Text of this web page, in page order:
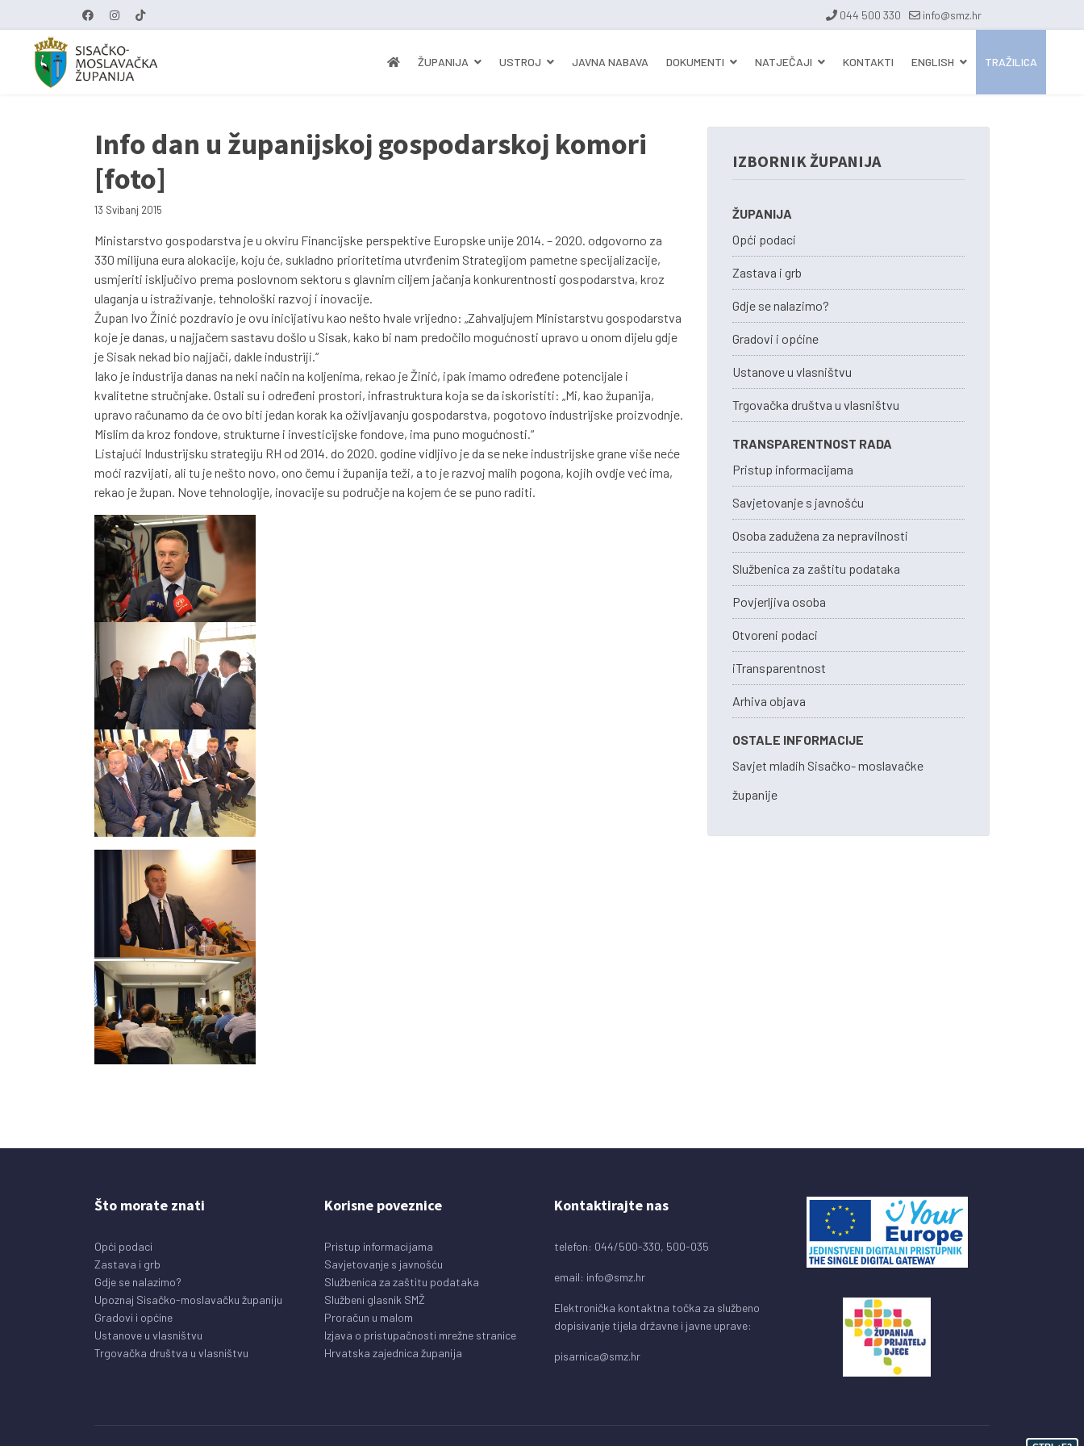
044 500 330 info@smz.hr
ŽUPANIJA USTROJ JAVNA NABAVA DOKUMENTI NATJEČAJI KONTAKTI ENGLISH TRAŽILICA
Info dan u županijskoj gospodarskoj komori
[foto]
13 Svibanj 2015
Ministarstvo gospodarstva je u okviru Financijske perspektive Europske unije 2014. – 2020. odgovorno za
330 milijuna eura alokacije, koju će, sukladno prioritetima utvrđenim Strategijom pametne specijalizacije,
usmjeriti isključivo prema poslovnom sektoru s glavnim ciljem jačanja konkurentnosti gospodarstva, kroz
ulaganja u istraživanje, tehnološki razvoj i inovacije.
Župan Ivo Žinić pozdravio je ovu inicijativu kao nešto hvale vrijedno: „Zahvaljujem Ministarstvu gospodarstva
koje je danas, u najjačem sastavu došlo u Sisak, kako bi nam predočilo mogućnosti upravo u onom dijelu gdje
je Sisak nekad bio najjači, dakle industriji.“
Iako je industrija danas na neki način na koljenima, rekao je Žinić, ipak imamo određene potencijale i
kvalitetne stručnjake. Ostali su i određeni prostori, infrastruktura koja se da iskoristiti: „Mi, kao županija,
upravo računamo da će ovo biti jedan korak ka oživljavanju gospodarstva, pogotovo industrijske proizvodnje.
Mislim da kroz fondove, strukturne i investicijske fondove, ima puno mogućnosti.“
Listajući Industrijsku strategiju RH od 2014. do 2020. godine vidljivo je da se neke industrijske grane više neće
moći razvijati, ali tu je nešto novo, ono čemu i županija teži, a to je razvoj malih pogona, kojih ovdje već ima,
rekao je župan. Nove tehnologije, inovacije su područje na kojem će se puno raditi.
IZBORNIK ŽUPANIJA
ŽUPANIJA
Opći podaci
Zastava i grb
Gdje se nalazimo?
Gradovi i općine
Ustanove u vlasništvu
Trgovačka društva u vlasništvu
TRANSPARENTNOST RADA
Pristup informacijama
Savjetovanje s javnošću
Osoba zadužena za nepravilnosti
Službenica za zaštitu podataka
Povjerljiva osoba
Otvoreni podaci
iTransparentnost
Arhiva objava
OSTALE INFORMACIJE
Savjet mladih Sisačko- moslavačke
županije
Što morate znati
Opći podaci
Zastava i grb
Gdje se nalazimo?
Upoznaj Sisačko-moslavačku županiju
Gradovi i općine
Ustanove u vlasništvu
Trgovačka društva u vlasništvu
Korisne poveznice
Pristup informacijama
Savjetovanje s javnošću
Službenica za zaštitu podataka
Službeni glasnik SMŽ
Proračun u malom
Izjava o pristupačnosti mrežne stranice
Hrvatska zajednica županija
Kontaktirajte nas
telefon: 044/500-330, 500-035
email: info@smz.hr
Elektronička kontaktna točka za službeno
dopisivanje tijela državne i javne uprave:
pisarnica@smz.hr